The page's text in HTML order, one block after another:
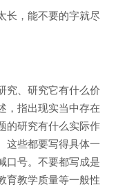
长，能不要的字就尽
究、研究它有什么价
，指出现实当中存在
的研究有什么实际作
这些都要写得具体一
口号。不要都写成是
育教学质量等一般性